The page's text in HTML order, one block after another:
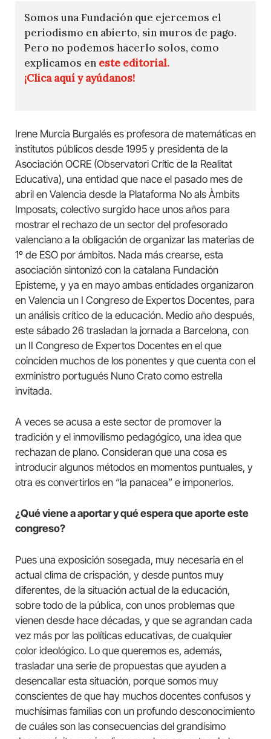
Somos una Fundación que ejercemos el
periodismo en abierto, sin muros de pago.
Pero no podemos hacerlo solos, como
explicamos en este editorial.
¡Clica aquí y ayúdanos!
Irene Murcia Burgalés es profesora de matemáticas en
institutos públicos desde 1995 y presidenta de la
Asociación OCRE (Observatori Crític de la Realitat
Educativa), una entidad que nace el pasado mes de
abril en Valencia desde la Plataforma No als Àmbits
Imposats, colectivo surgido hace unos años para
mostrar el rechazo de un sector del profesorado
valenciano a la obligación de organizar las materias de
1º de ESO por ámbitos. Nada más crearse, esta
asociación sintonizó con la catalana Fundación
Episteme, y ya en mayo ambas entidades organizaron
en Valencia un I Congreso de Expertos Docentes, para
un análisis crítico de la educación. Medio año después,
este sábado 26 trasladan la jornada a Barcelona, con
un II Congreso de Expertos Docentes en el que
coinciden muchos de los ponentes y que cuenta con el
exministro portugués Nuno Crato como estrella
invitada.
A veces se acusa a este sector de promover la
tradición y el inmovilismo pedagógico, una idea que
rechazan de plano. Consideran que una cosa es
introducir algunos métodos en momentos puntuales, y
otra es convertirlos en “la panacea” e imponerlos.
¿Qué viene a aportar y qué espera que aporte este
congreso?
Pues una exposición sosegada, muy necesaria en el
actual clima de crispación, y desde puntos muy
diferentes, de la situación actual de la educación,
sobre todo de la pública, con unos problemas que
vienen desde hace décadas, y que se agrandan cada
vez más por las políticas educativas, de cualquier
color ideológico. Lo que queremos es, además,
trasladar una serie de propuestas que ayuden a
desencallar esta situación, porque somos muy
conscientes de que hay muchos docentes confusos y
muchísimas familias con un profundo desconocimiento
de cuáles son las consecuencias del grandísimo